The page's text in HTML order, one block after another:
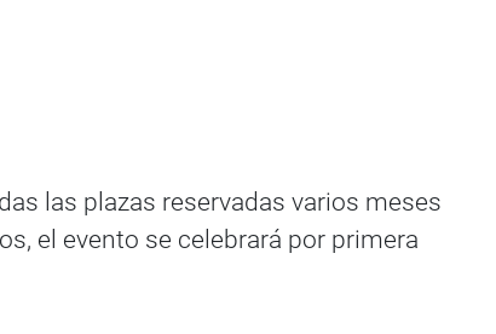
las plazas reservadas varios meses
el evento se celebrará por primera